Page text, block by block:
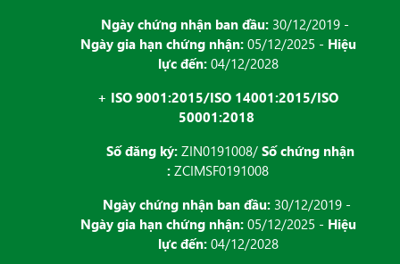
Ngày chứng nhận ban đầu: 30/12/2019 -
Ngày gia hạn chứng nhận:05/12/2025 - Hiệu
lực đến:04/12/2028
+ ISO 9001:2015/ISO 14001:2015/ISO
50001:2018
Số đăng ký: ZIN0191008/ Số chứng nhận
: ZCIMSF0191008
Ngày chứng nhận ban đầu: 30/12/2019 -
Ngày gia hạn chứng nhận:05/12/2025 - Hiệu
lực đến:04/12/2028